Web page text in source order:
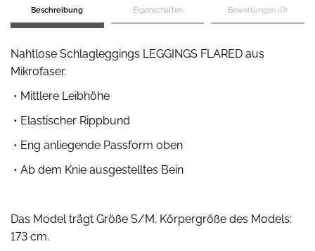
Beschreibung Eigenschaften Bewertungen (0)
Nahtlose Schlagleggings LEGGINGS FLARED aus
Mikrofaser.
• Mittlere Leibhöhe
• Elastischer Rippbund
• Eng anliegende Passform oben
• Ab dem Knie ausgestelltes Bein
Das Model trägt Größe S/M. Körpergröße des Models:
173 cm.